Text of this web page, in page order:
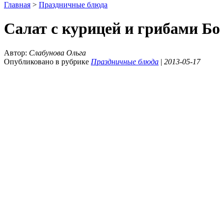
Главная > Праздничные блюда
Салат с курицей и грибами
Автор: Слабунова Ольга
Опубликовано в рубрике Праздничные блюда | 2013-05-17